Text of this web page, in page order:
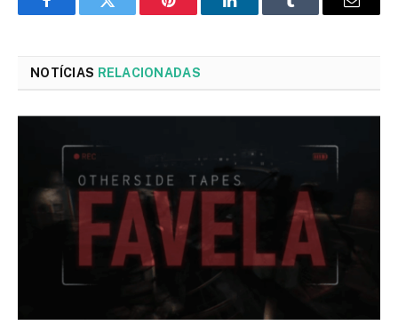
FacebookTwitter Pinterest LinkedInTumblr Email
NOTÍCIAS RELACIONADAS